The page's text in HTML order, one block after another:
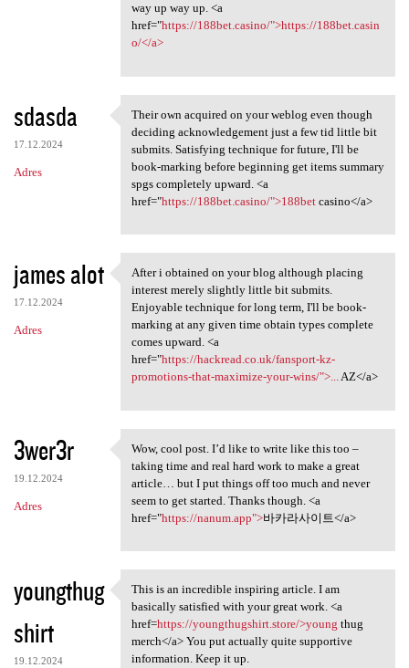
way up way up. <a
href="https://188bet.casino/">https://188bet.casin
o/</a>
sdasda
17.12.2024
Adres
Their own acquired on your
Their own acquired on your weblog even though
deciding acknowledgement just a few tid little bit
submits. Satisfying technique for future, I'll be
book-marking before beginning get items summary
spgs completely upward. <a
href="https://188bet.casino/">188betcasino</a>
james alot
17.12.2024
Adres
After i obtained on your blog
After i obtained on your blog although placing
interest merely slightly little bit submits.
Enjoyable technique for long term, I'll be book-
marking at any given time obtain types complete
comes upward. <a
href="https://hackread.co.uk/fansport-kz-
promotions-that-maximize-your-wins/">...AZ</a>
3wer3r
19.12.2024
Adres
Wow, cool post. I’d like to
Wow, cool post. I’d like to write like this too –
taking time and real hard work to make a great
article… but I put things off too much and never
seem to get started. Thanks though. <a
href="https://nanum.app">바카라사이트</a>
youngthug
shirt
19.12.2024
This is an incredible
This is an incredible inspiring article. I am
basically satisfied with your great work. <a
href=https://youngthugshirt.store/>young thug
merch</a> You put actually quite supportive
information. Keep it up.